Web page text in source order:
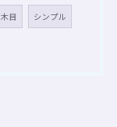
木目 シンプル